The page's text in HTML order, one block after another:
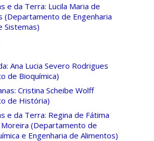
e da Terra: Lucila Maria de
(Departamento de Engenharia
Sistemas)
Ana Lucia Severo Rodrigues
de Bioquímica)
Cristina Scheibe Wolff
de História)
e da Terra: Regina de Fátima
(Departamento de
e Engenharia de Alimentos)